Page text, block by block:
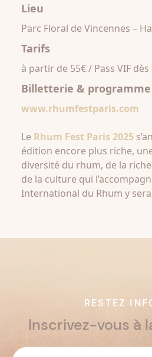
Lieu
Parc Floral de Vincennes –
Tarifs
à partir de 55€ / Pass VIF dès
Billetterie &
www.rhumfestparis.com
Le Rhum Fest Paris 2025
édition encore plus riche,
diversité du rhum, de la
de la culture qui
International du Rhum y
RESTEZ
Inscrivez-vous à